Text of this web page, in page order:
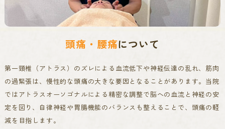
頭痛・腰痛について
第一頸椎（アトラス）のズレによる血流低下や神経伝達の乱れ、筋肉
の過緊張は、慢性的な頭痛の大きな要因となることがあります。 当院
ではアトラスオーソゴナルによる精密な調整で脳への血流と神経の安
定を図り、自律神経や胃腸機能のバランスも整えることで、頭痛の軽
減を目指します。